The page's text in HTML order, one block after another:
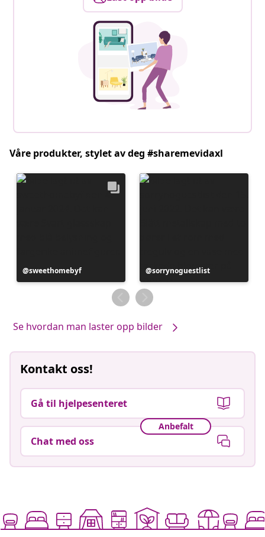
Våre produkter, stylet av deg #sharemevidaxl
Innlegg
publisert
sweethomebyf
Innlegg
publisert
av
sorrynoguestlist
Se hvordan man laster opp bilder
Kontakt oss!
Gå til hjelpesenteret
Anbefalt
Chat med oss